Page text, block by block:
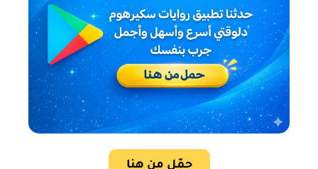
حمّل من هنا